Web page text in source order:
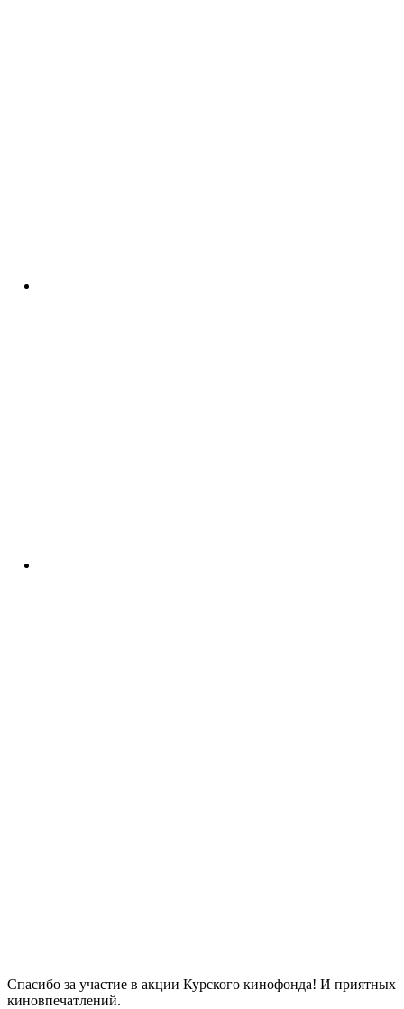
Спасибо за участие в акции Курского кинофонда! И приятных
киновпечатлений.